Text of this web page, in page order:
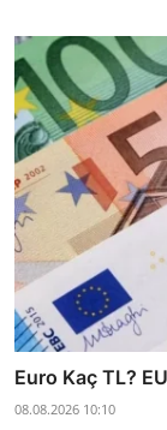
Euro Kaç TL?
08.08.2026 10:10